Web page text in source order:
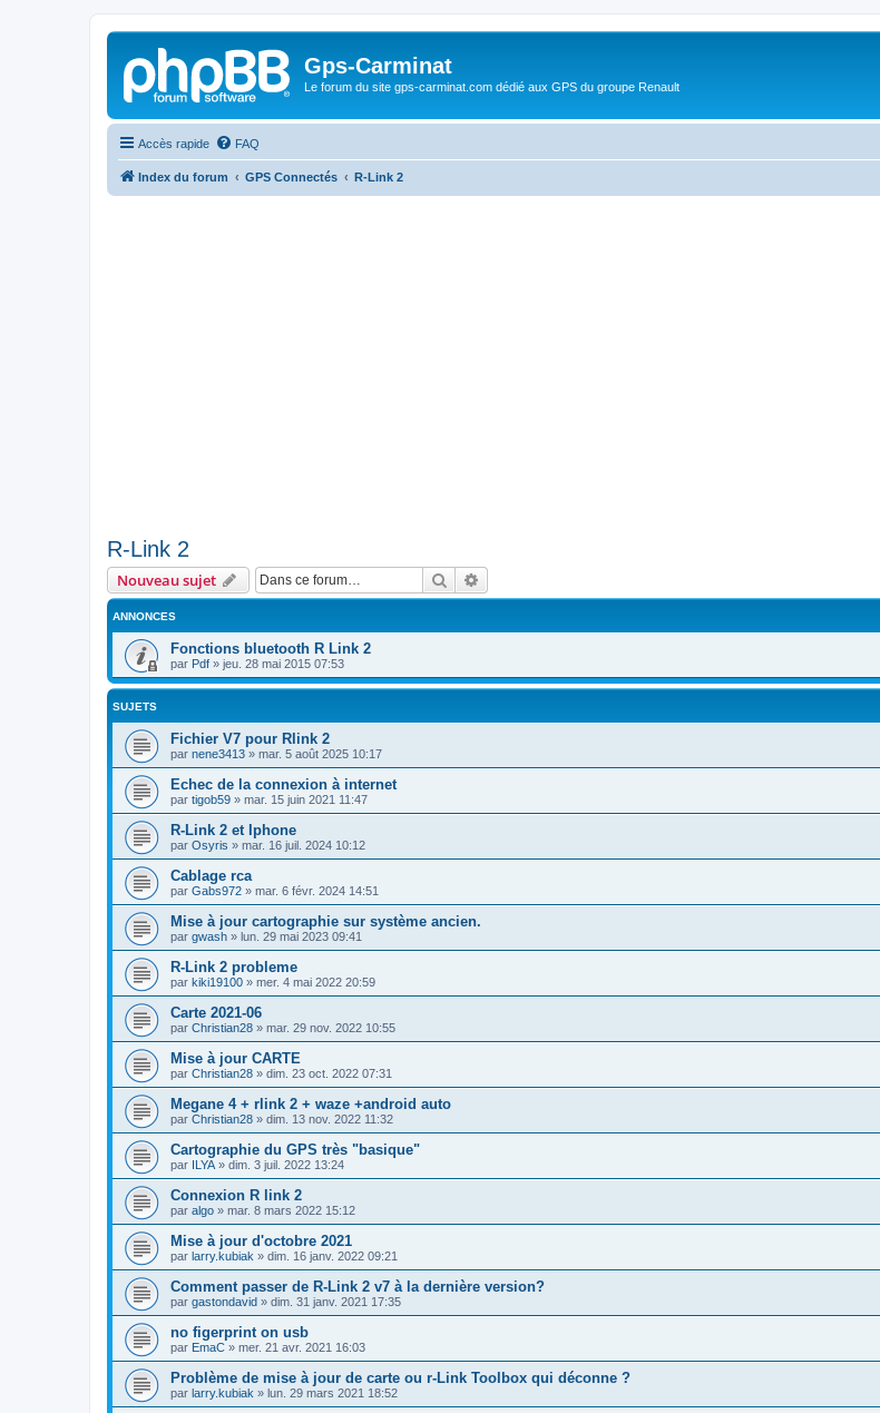
Gps-Carminat
Le forum du site gps-carminat.com dédié aux GPS du groupe Renault
Accès rapide FAQ
Index du forum GPS Connectés R-Link 2
R-Link 2
Nouveau sujet Rechercher
ANNONCES
Fonctions bluetooth R Link 2
par Pdf » jeu. 28 mai 2015 07:53
SUJETS
Fichier V7 pour Rlink 2
par nene3413 » mar. 5 août 2025 10:17
Echec de la connexion à internet
par tigob59 » mar. 15 juin 2021 11:47
R-Link 2 et Iphone
par Osyris » mar. 16 juil. 2024 10:12
Cablage rca
par Gabs972 » mar. 6 févr. 2024 14:51
Mise à jour cartographie sur système ancien.
par gwash » lun. 29 mai 2023 09:41
R-Link 2 probleme
par kiki19100 » mer. 4 mai 2022 20:59
Carte 2021-06
par Christian28 » mar. 29 nov. 2022 10:55
Mise à jour CARTE
par Christian28 » dim. 23 oct. 2022 07:31
Megane 4 + rlink 2 + waze +android auto
par Christian28 » dim. 13 nov. 2022 11:32
Cartographie du GPS très "basique"
par ILYA » dim. 3 juil. 2022 13:24
Connexion R link 2
par algo » mar. 8 mars 2022 15:12
Mise à jour d'octobre 2021
par larry.kubiak » dim. 16 janv. 2022 09:21
Comment passer de R-Link 2 v7 à la dernière version?
par gastondavid » dim. 31 janv. 2021 17:35
no figerprint on usb
par EmaC » mer. 21 avr. 2021 16:03
Problème de mise à jour de carte ou r-Link Toolbox qui déconne ?
par larry.kubiak » lun. 29 mars 2021 18:52